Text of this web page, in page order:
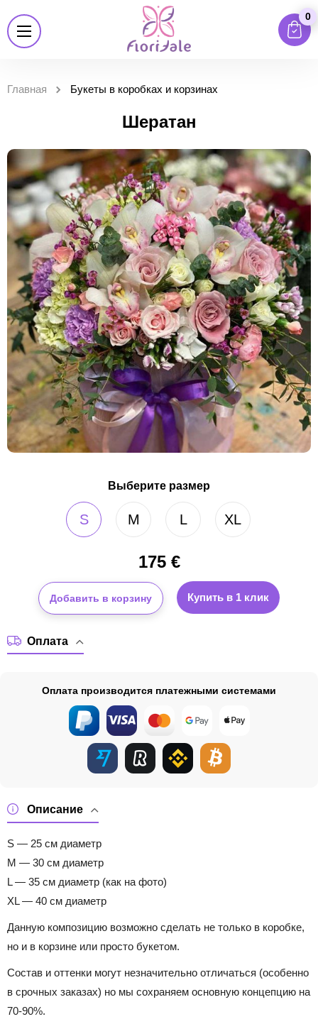
0
Главная Букеты в коробках и корзинах
Шератан
Выберите размер
S M L XL
175€
Добавить в корзину Купить в 1 клик
Описание
S — 25 см диаметр
M — 30 см диаметр
L — 35 см диаметр (как на фото)
XL — 40 см диаметр
Данную композицию возможно сделать не только в коробке,
но и в корзине или просто букетом.
Состав и оттенки могут незначительно отличаться (особенно
в срочных заказах) но мы сохраняем основную концепцию на
70-90%.
Оплата
Оплата производится платежными системами